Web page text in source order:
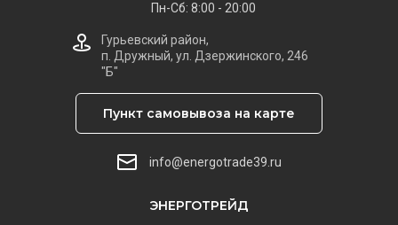
ЭНЕРГОТРЕЙД
Пн-Сб: 8:00 - 20:00
Гурьевский район,
п. Дружный, ул. Дзержинского, 246
"Б"
Пункт самовывоза на карте
info@energotrade39.ru